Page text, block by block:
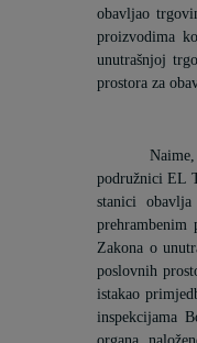
obavljao
proizvodima
unutrašnjoj
prostora za
podružniciEL
stanici
Zakona o
poslovnih
istakao
inspekcijama